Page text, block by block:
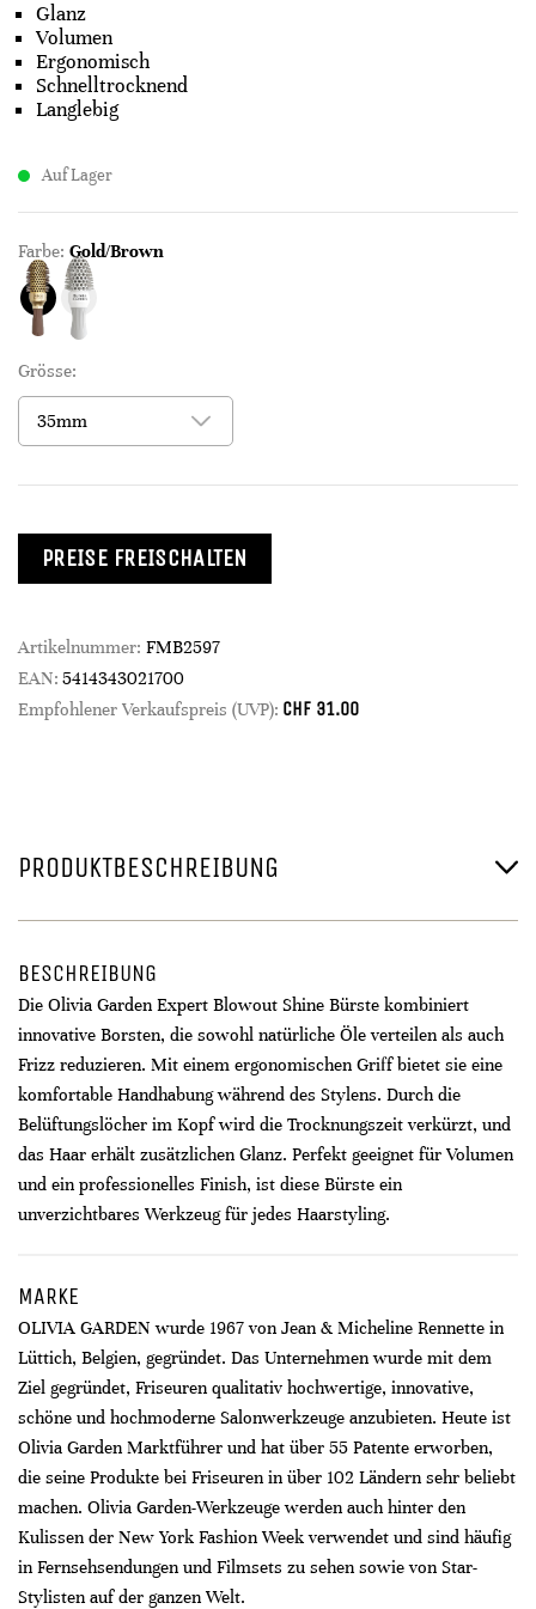
Glanz
Volumen
Ergonomisch
Schnelltrocknend
Langlebig
Auf Lager
Farbe: Gold/Brown
Grösse:
PREISE FREISCHALTEN
Artikelnummer: FMB2597
EAN: 5414343021700
Empfohlener Verkaufspreis (UVP): CHF 31.00
PRODUKTBESCHREIBUNG
BESCHREIBUNG
Die Olivia Garden Expert Blowout Shine Bürste kombiniert
innovative Borsten, die sowohl natürliche Öle verteilen als auch
Frizz reduzieren. Mit einem ergonomischen Griff bietet sie eine
komfortable Handhabung während des Stylens. Durch die
Belüftungslöcher im Kopf wird die Trocknungszeit verkürzt, und
das Haar erhält zusätzlichen Glanz. Perfekt geeignet für Volumen
und ein professionelles Finish, ist diese Bürste ein
unverzichtbares Werkzeug für jedes Haarstyling.
MARKE
OLIVIA GARDEN wurde 1967 von Jean & Micheline Rennette in
Lüttich, Belgien, gegründet. Das Unternehmen wurde mit dem
Ziel gegründet, Friseuren qualitativ hochwertige, innovative,
schöne und hochmoderne Salonwerkzeuge anzubieten. Heute ist
Olivia Garden Marktführer und hat über 55 Patente erworben,
die seine Produkte bei Friseuren in über 102 Ländern sehr beliebt
machen. Olivia Garden-Werkzeuge werden auch hinter den
Kulissen der New York Fashion Week verwendet und sind häufig
in Fernsehsendungen und Filmsets zu sehen sowie von Star-
Stylisten auf der ganzen Welt.